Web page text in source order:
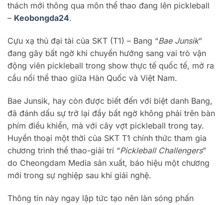
thách mới thông qua môn thể thao đang lên pickleball
– Keobongda24.
Cựu xạ thủ đại tài của SKT (T1) – Bang “Bae Junsik”
đang gây bất ngờ khi chuyển hướng sang vai trò vận
động viên pickleball trong show thực tế quốc tế, mở ra
cầu nối thể thao giữa Hàn Quốc và Việt Nam.
Bae Junsik, hay còn được biết đến với biệt danh Bang,
đã đánh dấu sự trở lại đầy bất ngờ không phải trên bàn
phím điều khiển, mà với cây vợt pickleball trong tay.
Huyền thoại một thời của SKT T1 chính thức tham gia
chương trình thể thao-giải trí “Pickleball Challengers”
do Cheongdam Media sản xuất, báo hiệu một chương
mới trong sự nghiệp sau khi giải nghệ.
Thông tin này ngay lập tức tạo nên làn sóng phấn